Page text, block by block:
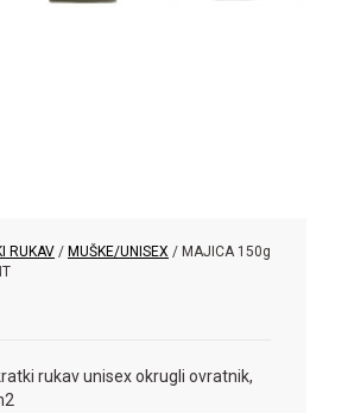
RUKAV / MUŠKE/UNISEX / MAJICA 150g
rukav unisex okrugli ovratnik,